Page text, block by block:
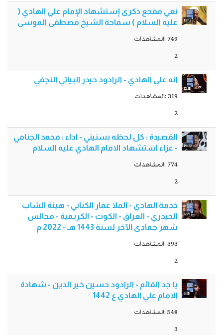
13:12
نعي مفجع ذكرى إستشهاد الإمام علي الهادي (
عليه السلام ) سماحة الشيخ مصطفى الموسى
749 :المشاهدات
2
12:15
انه علي الهادي - الرادود حيدر البياتي النجفي
319 :المشاهدات
2
19:32
القصيدة : كل لحظه بسنيني - اداء : محمد الجنامي
- عزاء استشهاد الامام الهادي عليه السلام
774 :المشاهدات
2
8:29
خدمة الهادي - الملا عمار الكناني - هيئة الشاب
الحيدري - العراق - الكوت - الكريمية - مجالس
شهر جمادى اﻵخر لسنة 1443 هـ - 2022 م
393 :المشاهدات
2
6:55
يا جد القائم - الرادود حسين خير الدين - شهادة
الامام علي الهادي ع 1442
548 :المشاهدات
3